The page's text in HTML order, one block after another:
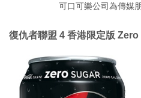
可口可樂公司為傳媒
復仇者聯盟 4 香港限定版 Zero